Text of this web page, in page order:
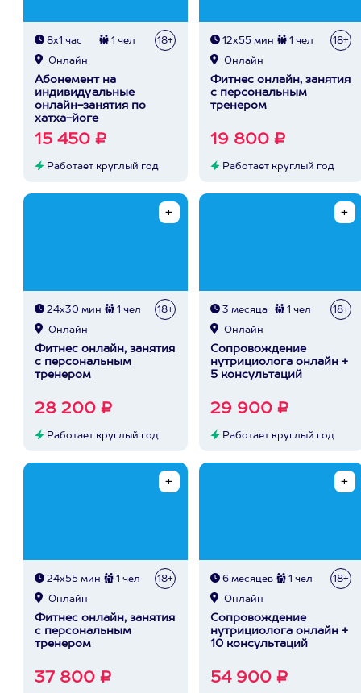
8х1 час 1 чел 18+
Онлайн
Абонемент на
индивидуальные
онлайн-занятия по
хатха-йоге
15 450 ₽
Работает круглый год
12х55 мин 1 чел 18+
Онлайн
Фитнес онлайн, занятия
с персональным
тренером
19 800 ₽
Работает круглый год
24х30 мин 1 чел 18+
Онлайн
Фитнес онлайн, занятия
с персональным
тренером
28 200 ₽
Работает круглый год
3 месяца 1 чел 18+
Онлайн
Сопровождение
нутрициолога онлайн +
5 консультаций
29 900 ₽
Работает круглый год
24х55 мин 1 чел 18+
Онлайн
Фитнес онлайн, занятия
с персональным
тренером
37 800 ₽
6 месяцев 1 чел 18+
Онлайн
Сопровождение
нутрициолога онлайн +
10 консультаций
54 900 ₽